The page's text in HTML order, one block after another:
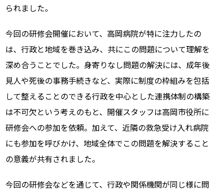
られました。
今回の研修会開催において、高岡病院が特に注力したの
は、行政と地域を巻き込み、共にこの問題について理解を
深め合うことでした。身寄りなし問題の解決には、成年後
見人や死後の事務手続きなど、実際に制度の枠組みを包括
して整えることのできる行政を中心とした連携体制の構築
は不可欠という考えのもと、開催スタッフは高岡市役所に
研修会への参加を依頼。加えて、近隣の救急受け入れ病院
にも参加を呼びかけ、地域全体でこの問題を解決すること
の意義が共有されました。
今回の研修会などを通じて、行政や関係機関が同じ様に問